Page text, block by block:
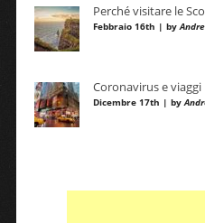
Perché visitare le
Febbraio 16th | by
Coronavirus e viaggi
Dicembre 17th | by